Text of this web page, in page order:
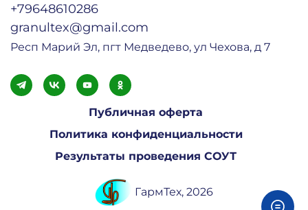
+79648610286
granultex@gmail.com
Респ Марий Эл, пгт Медведево, ул Чехова, д 7
Публичная оферта
Политика конфиденциальности
Результаты проведения СОУТ
ГармТех, 2026